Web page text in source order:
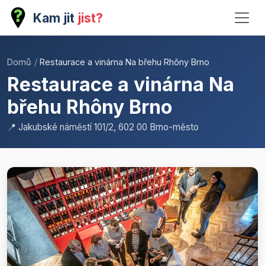
Kam jit jist?
Domů / Restaurace a vinárna Na břehu Rhôny Brno
Restaurace a vinárna Na
břehu Rhôny Brno
📍 Jakubské náměstí 101/2, 602 00 Brno-město